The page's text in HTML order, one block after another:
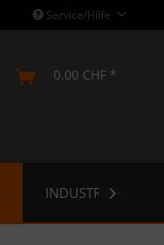
Service/Hilfe
0.00 CHF *
INDUSTRIEPLANE
